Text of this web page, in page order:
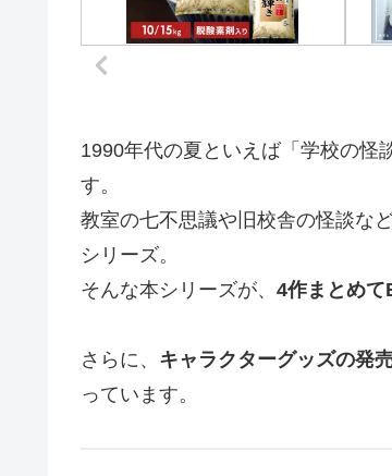
1990年代の夏といえば「学校の怪
す。
教室の七不思議や旧校舎の怪談な
シリーズ。
そんな本シリーズが、 4作まとめ
さらに、 キャラクターグッズの発
っています。